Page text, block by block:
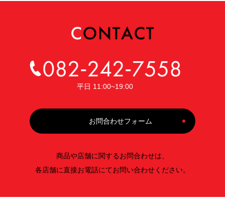
平日 11:00~19:00
お問合わせフォーム
商品や店舗に関するお問合わせは、
各店舗に直接お電話にてお問い合わせください。